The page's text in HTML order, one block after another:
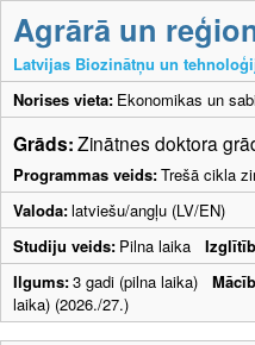
Agrārā un
Latvijas Biozinātņu un
Norises vieta: Ekonomikas un
Grāds:Zinātnes doktora
Programmas veids:Trešā cikla
Valoda:latviešu/angļu (LV/EN)
Studiju veids: Pilna laika
Ilgums:3 gadi (pilna laika)
laika) (2026./27.)